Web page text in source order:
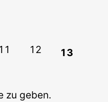
11 12 13
zu geben.